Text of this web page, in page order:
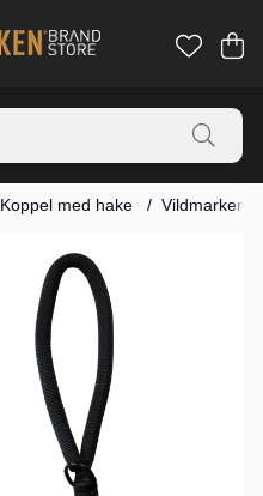
.
Koppel med hake Vildmarken